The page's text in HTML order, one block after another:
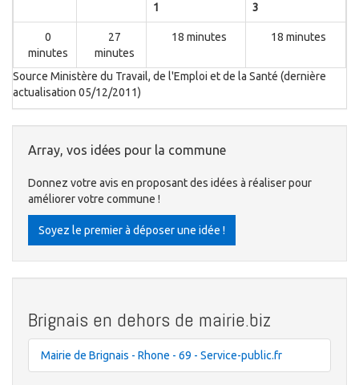
1
3
0
minutes
27
minutes
18 minutes 18 minutes
Source Ministère du Travail, de l'Emploi et de la Santé (dernière
actualisation 05/12/2011)
Array, vos idées pour la commune
Donnez votre avis en proposant des idées à réaliser pour
améliorer votre commune !
Soyez le premier à déposer une idée !
Brignais en dehors de mairie.biz
Mairie de Brignais - Rhone - 69 - Service-public.fr